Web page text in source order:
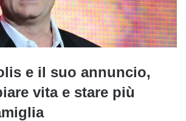
e il suo annuncio,
vita e stare più